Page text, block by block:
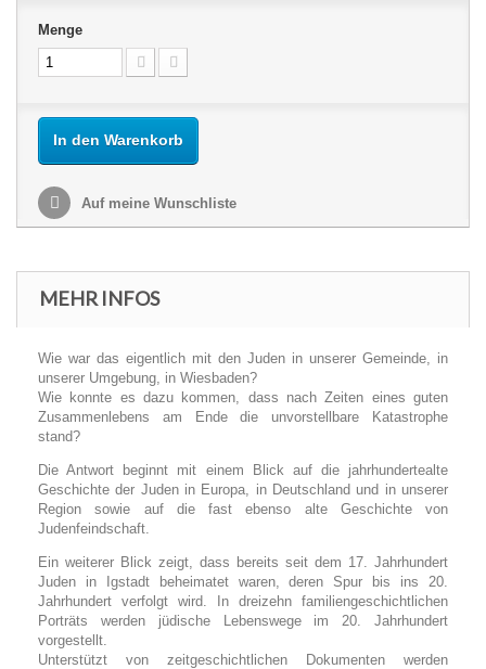
Menge
In den Warenkorb
Auf meine Wunschliste
MEHR INFOS
Wie war das eigentlich mit den Juden in unserer Gemeinde, in
unserer Umgebung, in Wiesbaden?
Wie konnte es dazu kommen, dass nach Zeiten eines guten
Zusammenlebens am Ende die unvorstellbare Katastrophe
stand?
Die Antwort beginnt mit einem Blick auf die jahrhundertealte
Geschichte der Juden in Europa, in Deutschland und in unserer
Region sowie auf die fast ebenso alte Geschichte von
Judenfeindschaft.
Ein weiterer Blick zeigt, dass bereits seit dem 17. Jahrhundert
Juden in Igstadt beheimatet waren, deren Spur bis ins 20.
Jahrhundert verfolgt wird. In dreizehn familiengeschichtlichen
Porträts werden jüdische Lebenswege im 20. Jahrhundert
vorgestellt.
Unterstützt von zeitgeschichtlichen Dokumenten werden